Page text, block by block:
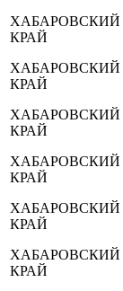
ХАБАРОВСКИЙ
КРАЙ
ХАБАРОВСКИЙ
КРАЙ
ХАБАРОВСКИЙ
КРАЙ
ХАБАРОВСКИЙ
КРАЙ
ХАБАРОВСКИЙ
КРАЙ
ХАБАРОВСКИЙ
КРАЙ